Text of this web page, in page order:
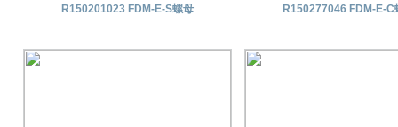
R150201023 FDM-E-S螺母 R150277046 FDM-E-C